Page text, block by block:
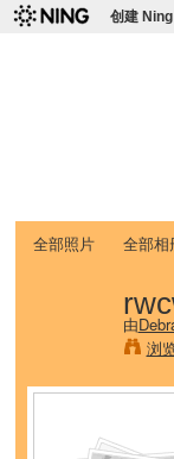
创建
全部照片 全部相
由
浏